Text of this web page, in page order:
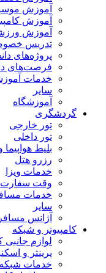
آموزش
آموزش
آموزش
تدریس
پروژه‌های
فرصت‌های
خدمات
سایر
آموزشگاه
گردشگری
تور خارجی
تور داخلی
بلیط هواپیما
رزرو هتل
خدمات ویزا
وقت سفارت
خدمات
سایر
آژانس
کامپیوتر و شبکه
لوازم جانبی
پرینتر و
خدمات شبکه